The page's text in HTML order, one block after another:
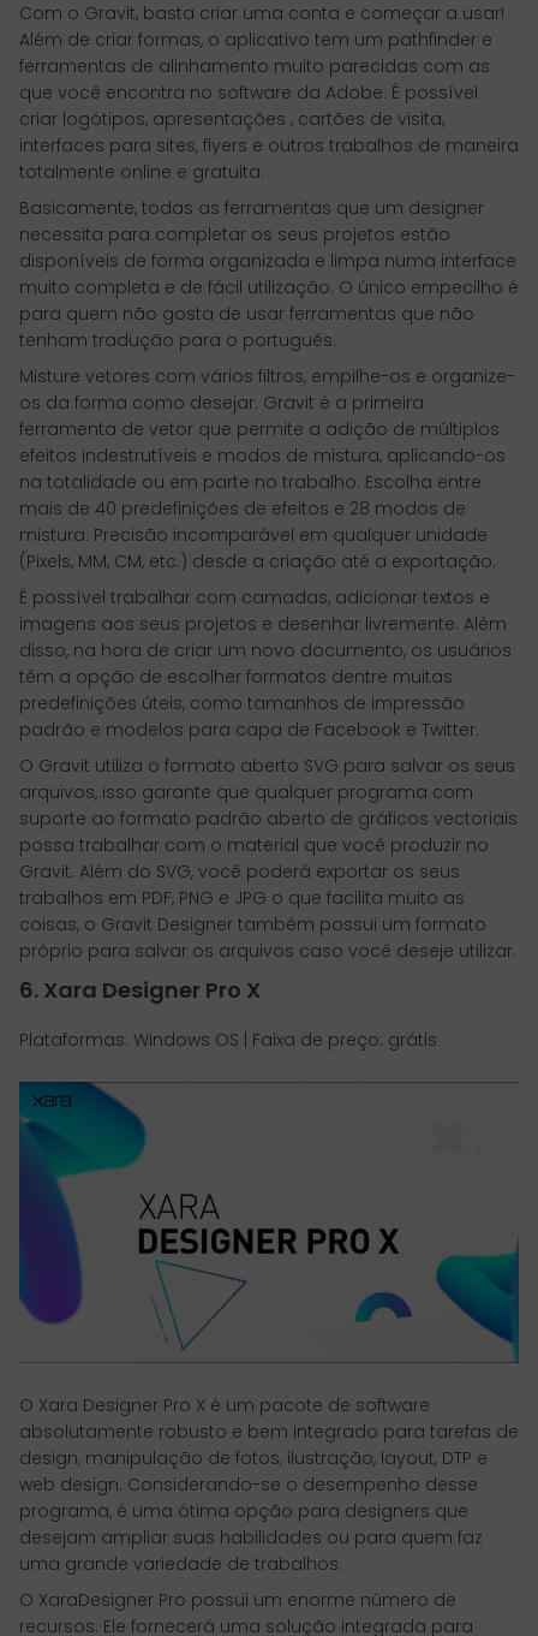
Com o Gravit, basta criar uma conta e começar a usar!
Além de criar formas, o aplicativo tem um pathfinder e
ferramentas de alinhamento muito parecidas com as
que você encontra no software da Adobe. É possível
criar logótipos, apresentações , cartões de visita,
interfaces para sites, flyers e outros trabalhos de maneira
totalmente online e gratuita.
Basicamente, todas as ferramentas que um designer
necessita para completar os seus projetos estão
disponíveis de forma organizada e limpa numa interface
muito completa e de fácil utilização. O único empecilho é
para quem não gosta de usar ferramentas que não
tenham tradução para o português.
Misture vetores com vários filtros, empilhe-os e organize-
os da forma como desejar. Gravit é a primeira
ferramenta de vetor que permite a adição de múltiplos
efeitos indestrutíveis e modos de mistura, aplicando-os
na totalidade ou em parte no trabalho. Escolha entre
mais de 40 predefinições de efeitos e 28 modos de
mistura. Precisão incomparável em qualquer unidade
(Pixels, MM, CM, etc.) desde a criação até a exportação.
É possível trabalhar com camadas, adicionar textos e
imagens aos seus projetos e desenhar livremente. Além
disso, na hora de criar um novo documento, os usuários
têm a opção de escolher formatos dentre muitas
predefinições úteis, como tamanhos de impressão
padrão e modelos para capa de Facebook e Twitter.
O Gravit utiliza o formato aberto SVG para salvar os seus
arquivos, isso garante que qualquer programa com
suporte ao formato padrão aberto de gráficos vectoriais
possa trabalhar com o material que você produzir no
Gravit. Além do SVG, você poderá exportar os seus
trabalhos em PDF, PNG e JPG o que facilita muito as
coisas, o Gravit Designer também possui um formato
próprio para salvar os arquivos caso você deseje utilizar.
6. Xara Designer Pro X
Plataformas: Windows OS | Faixa de preço: grátis
O Xara Designer Pro X é um pacote de software
absolutamente robusto e bem integrado para tarefas de
design, manipulação de fotos, ilustração, layout, DTP e
web design. Considerando-se o desempenho desse
programa, é uma ótima opção para designers que
desejam ampliar suas habilidades ou para quem faz
uma grande variedade de trabalhos.
O XaraDesigner Pro possui um enorme número de
recursos. Ele fornecerá uma solução integrada para